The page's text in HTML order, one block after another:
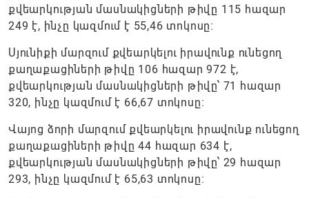
քվեարկության մասնակիցների թիվը 115 հազար
249 է, ինչը կազմում է 55,46 տոկոսը։
Սյունիքի մարզում քվեարկելու իրավունք ունեցող
քաղաքացիների թիվը 106 հազար 972 է,
քվեարկության մասնակիցների թիվը՝ 71 հազար
320, ինչը կազմում է 66,67 տոկոսը։
Վայոց ձորի մարզում քվեարկելու իրավունք ունեցող
քաղաքացիների թիվը 44 հազար 634 է,
քվեարկության մասնակիցների թիվը՝ 29 հազար
293, ինչը կազմում է 65,63 տոկոսը։